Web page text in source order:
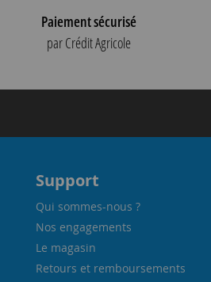
Paiement sécurisé
par Crédit Agricole
Support
Qui sommes-nous ?
Nos engagements
Le magasin
Retours et remboursements